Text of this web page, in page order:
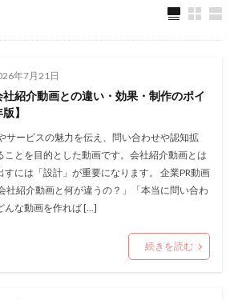
年7月21日
紹介動画との違い・効果・制作のポイ
】
サービスの魅力を伝え、問い合わせや認知拡
ことを目的とした動画です。会社紹介動画とは
すには「設計」が重要になります。 企業PR動画
社紹介動画と何が違うの？」「本当に問い合わ
んな動画を作れば […]
続きを読む